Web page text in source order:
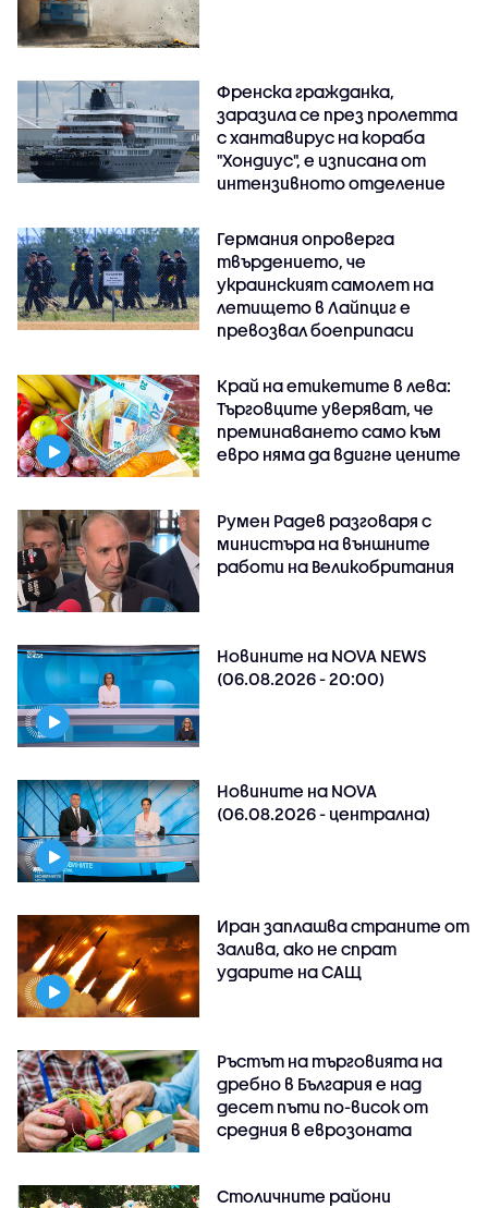
Френска гражданка,
заразила се през пролетта
с хантавирус на кораба
"Хондиус", е изписана от
интензивното отделение
Германия опроверга
твърдението, че
украинският самолет на
летището в Лайпциг е
превозвал боеприпаси
Край на етикетите в лева:
Търговците уверяват, че
преминаването само към
евро няма да вдигне цените
Румен Радев разговаря с
министъра на външните
работи на Великобритания
Новините на NOVA NEWS
(06.08.2026 - 20:00)
Новините на NOVA
(06.08.2026 - централна)
Иран заплашва страните от
Залива, ако не спрат
ударите на САЩ
Ръстът на търговията на
дребно в България е над
десет пъти по-висок от
средния в еврозоната
Столичните райони